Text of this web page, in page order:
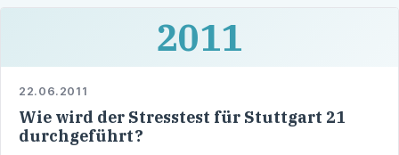
2011
22.06.2011
Wie wird der Stresstest für Stuttgart 21
durchgeführt?